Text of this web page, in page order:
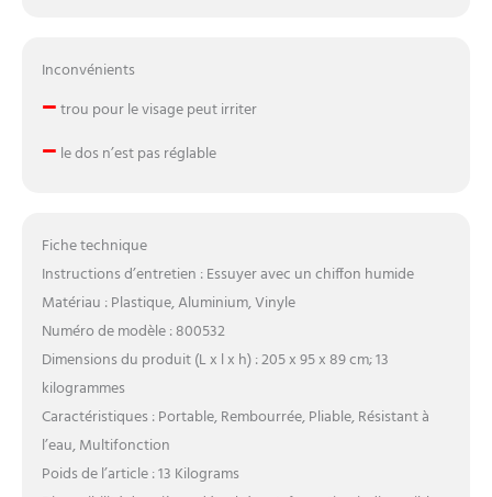
Inconvénients
–trou pour le visage peut irriter
– le dos n’est pas réglable
Fiche technique
Instructions d’entretien : Essuyer avec un chiffon humide
Matériau : Plastique, Aluminium, Vinyle
Numéro de modèle : 800532
Dimensions du produit (L x l x h) : 205 x 95 x 89 cm; 13
kilogrammes
Caractéristiques : Portable, Rembourrée, Pliable, Résistant à
l’eau, Multifonction
Poids de l’article : 13 Kilograms